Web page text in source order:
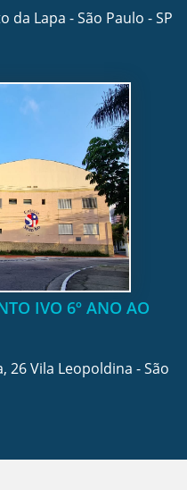
da Lapa - São Paulo - SP
IVO 6º ANO AO
26 Vila Leopoldina - São